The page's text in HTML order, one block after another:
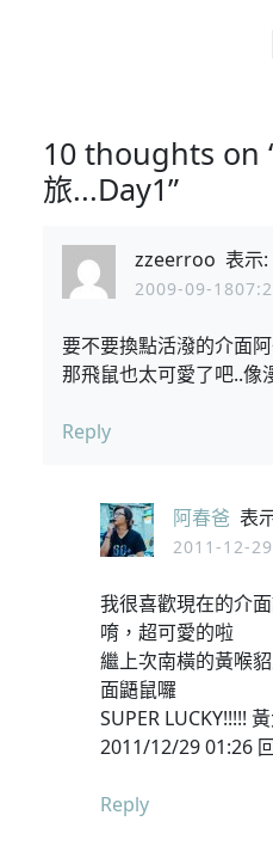
10 thoughts on
旅...Day1”
zzeerroo 表示:
2009-09-
要不要換點活潑的介面
那飛鼠也太可愛了吧..像
Reply
阿春爸 表
2011-12-
我很喜歡現在的介
唷，超可愛的啦
繼上次南橫的黃喉
面鼯鼠囉
SUPER LUCKY!!!!!
2011/12/29 01:26
Reply